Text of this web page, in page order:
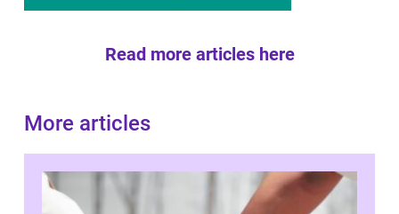
Read more articles here
More articles